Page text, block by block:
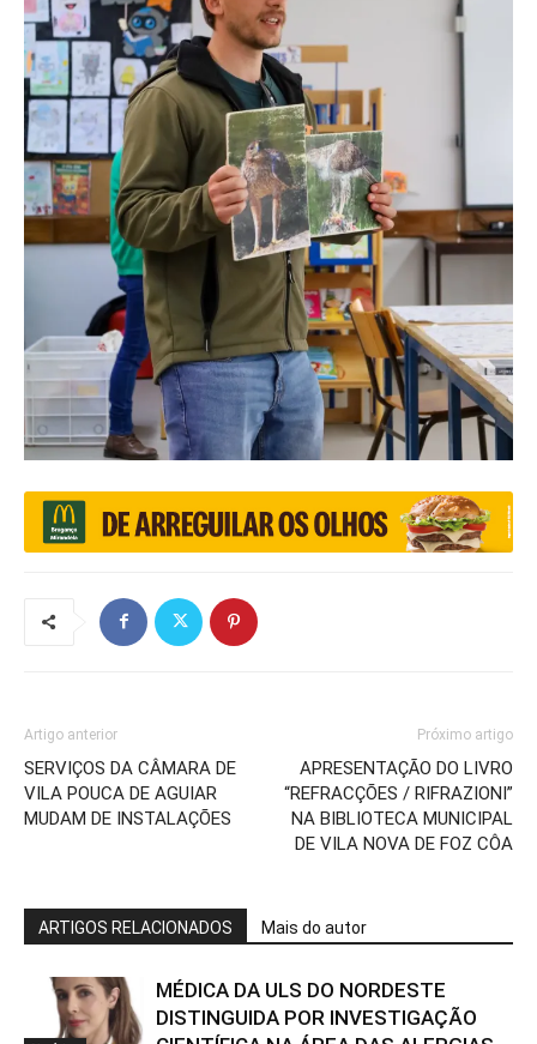
Artigo anterior
SERVIÇOS DA CÂMARA DE
VILA POUCA DE AGUIAR
MUDAM DE INSTALAÇÕES
Próximo artigo
APRESENTAÇÃO DO LIVRO
“REFRACÇÕES / RIFRAZIONI”
NA BIBLIOTECA MUNICIPAL
DE VILA NOVA DE FOZ CÔA
ARTIGOS RELACIONADOS Mais do autor
MÉDICA DA ULS DO NORDESTE
DISTINGUIDA POR INVESTIGAÇÃO